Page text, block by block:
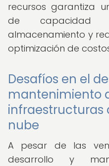
recursos garantiza
de capacidad
almacenamiento y
optimización de
Desafíos en el
mantenimiento
infraestructuras
nube
A pesar de las
desarrollo y